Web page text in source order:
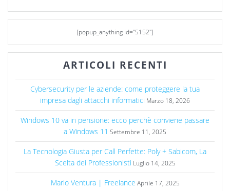
[popup_anything id="5152"]
ARTICOLI RECENTI
Cybersecurity per le aziende: come proteggere la tua
impresa dagli attacchi informatici Marzo 18, 2026
Windows 10 va in pensione: ecco perchè conviene passare
a Windows 11 Settembre 11, 2025
La Tecnologia Giusta per Call Perfette: Poly + Sabicom, La
Scelta dei Professionisti Luglio 14, 2025
Mario Ventura | Freelance Aprile 17, 2025